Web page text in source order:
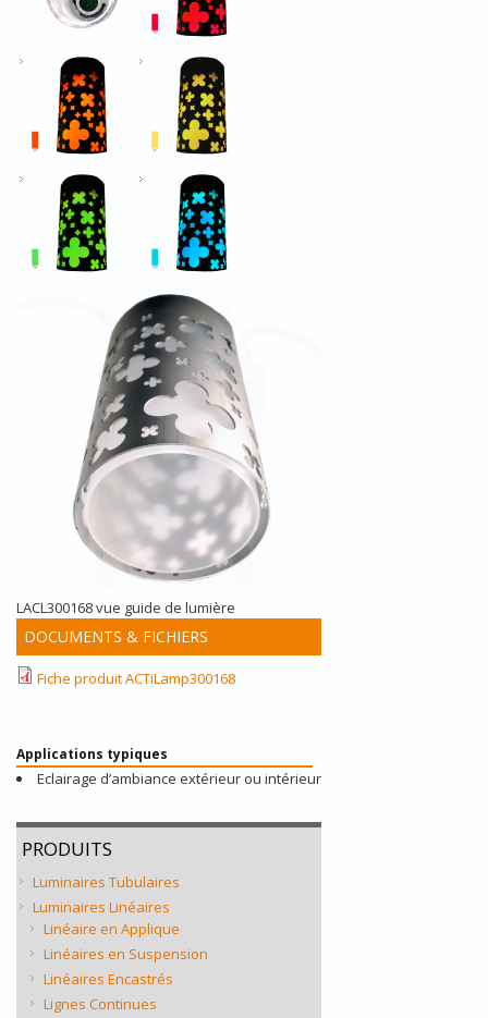
LACL300168 vue guide de lumière
DOCUMENTS & FICHIERS
Fiche produit ACTiLamp300168
Applications typiques
Eclairage d’ambiance extérieur ou intérieur
PRODUITS
Luminaires Tubulaires
Luminaires Linéaires
Linéaire en Applique
Linéaires en Suspension
Linéaires Encastrés
Lignes Continues